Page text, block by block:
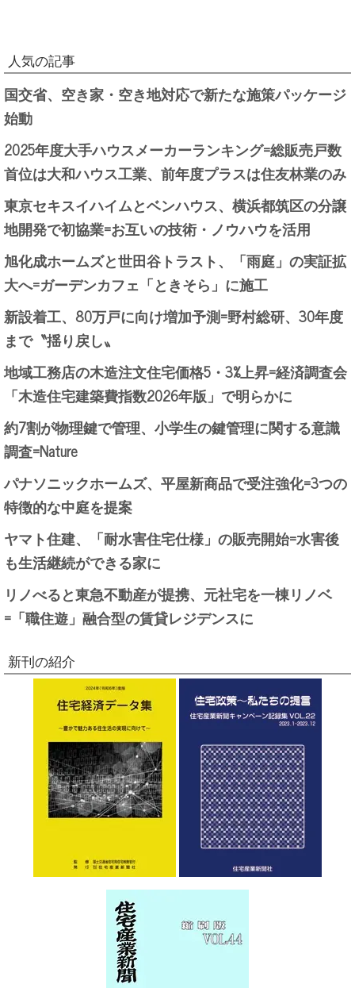
人気の記事
国交省、空き家・空き地対応で新たな施策パッケージ
始動
2025年度大手ハウスメーカーランキング=総販売戸数
首位は大和ハウス工業、前年度プラスは住友林業のみ
東京セキスイハイムとベンハウス、横浜都筑区の分譲
地開発で初協業=お互いの技術・ノウハウを活用
旭化成ホームズと世田谷トラスト、「雨庭」の実証拡
大へ=ガーデンカフェ「ときそら」に施工
新設着工、80万戸に向け増加予測=野村総研、30年度
まで〝揺り戻し〟
地域工務店の木造注文住宅価格5・3%上昇=経済調査会
「木造住宅建築費指数2026年版」で明らかに
約7割が物理鍵で管理、小学生の鍵管理に関する意識
調査=Nature
パナソニックホームズ、平屋新商品で受注強化=3つの
特徴的な中庭を提案
ヤマト住建、「耐水害住宅仕様」の販売開始=水害後
も生活継続ができる家に
リノべると東急不動産が提携、元社宅を一棟リノベ
=「職住遊」融合型の賃貸レジデンスに
新刊の紹介